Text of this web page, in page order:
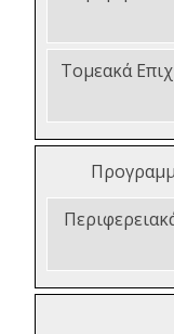
Τομεακά